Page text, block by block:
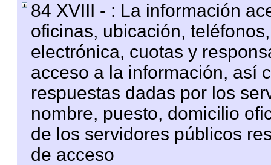
84 XVIII - : La información
oficinas, ubicación,
electrónica, cuotas y
acceso a la información, así
respuestas dadas por los
nombre, puesto, domicilio
de los servidores públicos
de acceso